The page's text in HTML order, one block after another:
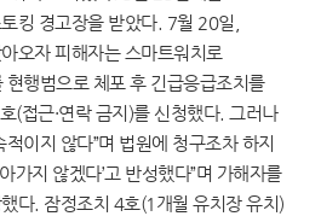
킹 경고장을 받았다. 7월 20일,
오자 피해자는 스마트워치로
행범으로 체포 후 긴급응급조치를
(접근·연락 금지)를 신청했다. 그러나
이지 않다”며 법원에 청구조차 하지
가지 않겠다’고 반성했다”며 가해자를
다. 잠정조치 4호(1개월 유치장 유치)